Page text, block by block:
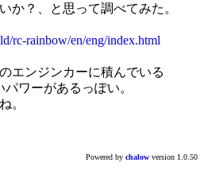
か？、と思って調べてみた。
rc-rainbow/en/eng/index.html
エンジンカーに積んでいる
ワーがあるっぽい。
。
Powered by chalow version 1.0.50